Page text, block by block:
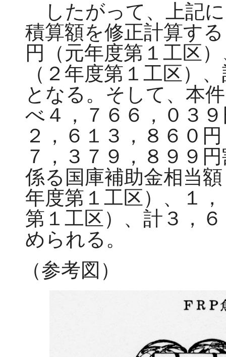
したがって、上記
積算額を修正計算す
円（元年度第１工区
（２年度第１工区）
となる。そして、本
べ４，７６６，０３
２，６１３，８６０
７，３７９，８９９
係る国庫補助金相当
年度第１工区）、１
第１工区）、計３，
められる。
（参考図）